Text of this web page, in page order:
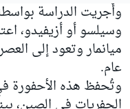
وأُجريت الدراسة
وسيلسو أو أزيفيدو،
عام.
وتُحفظ هذه الأحفورة